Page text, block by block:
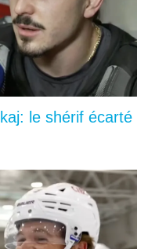
le shérif écarté